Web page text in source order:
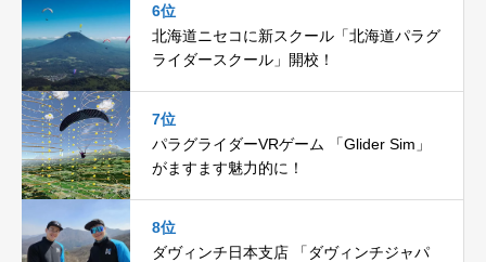
6位
北海道ニセコに新スクール「北海道パラグ
ライダースクール」開校！
7位
パラグライダーVRゲーム 「Glider Sim」
がますます魅力的に！
8位
ダヴィンチ日本支店 「ダヴィンチジャパ